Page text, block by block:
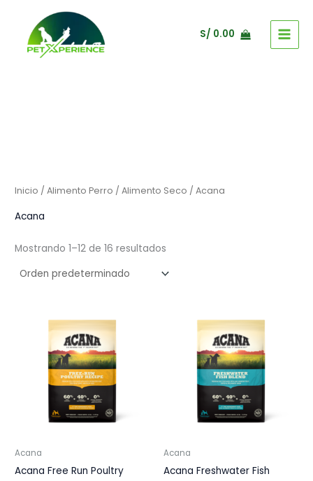
contenido
S/ 0.00
Inicio /Alimento Perro /Alimento Seco / Acana
Acana
Mostrando 1–12 de 16 resultados
Acana
Acana Free Run Poultry
Acana
Acana Freshwater Fish